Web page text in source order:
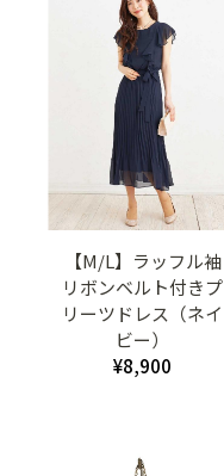
【M/L】ラッフル袖
リボンベルト付きプ
リーツドレス（ネイ
ビー）
¥8,900